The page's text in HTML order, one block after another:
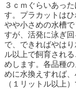
３ｃｍぐらいあっ
す。プラカットは
やや小さめの水槽
すが、活発に泳ぎ
で、できればやはり
ル以上で飼育され
めします。各品種の
めに水換えすれば
（１リットル以上